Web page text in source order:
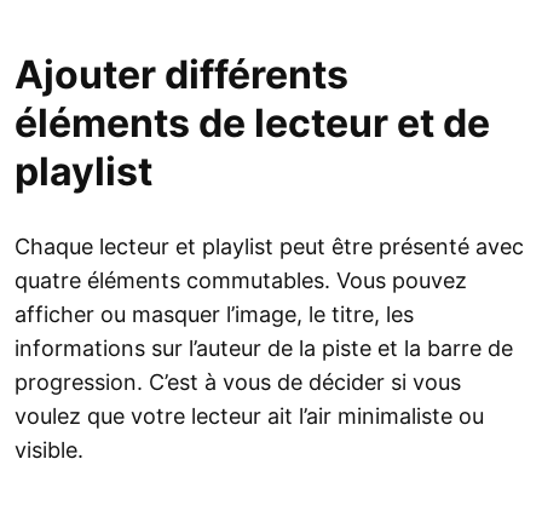
Ajouter différents
éléments de lecteur et de
playlist
Chaque lecteur et playlist peut être présenté avec
quatre éléments commutables. Vous pouvez
afficher ou masquer l’image, le titre, les
informations sur l’auteur de la piste et la barre de
progression. C’est à vous de décider si vous
voulez que votre lecteur ait l’air minimaliste ou
visible.